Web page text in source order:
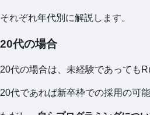
それぞれ年代別に解説します。
20代の場合
20代の場合は、未経験であっても
20代であれば新卒枠での採用の可